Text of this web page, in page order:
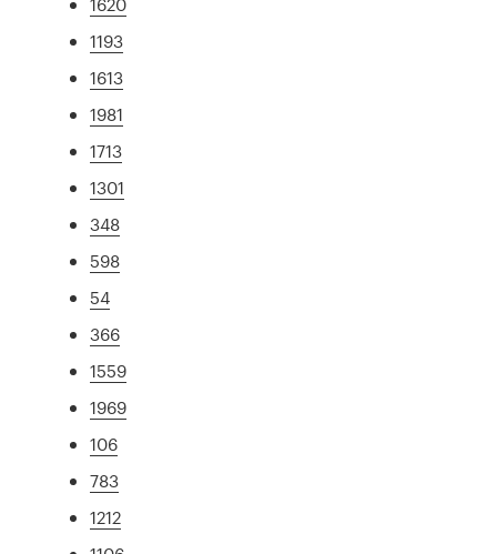
1193
1613
1981
1713
1301
348
598
54
366
1559
1969
106
783
1212